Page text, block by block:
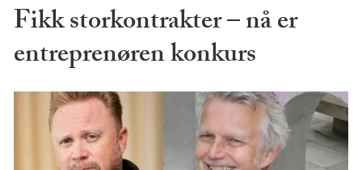
Fikk storkontrakter – nå er
entreprenøren konkurs